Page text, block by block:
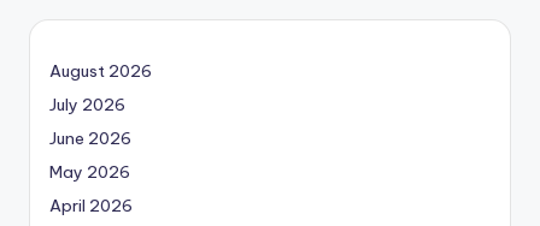
August 2026
July 2026
June 2026
May 2026
April 2026